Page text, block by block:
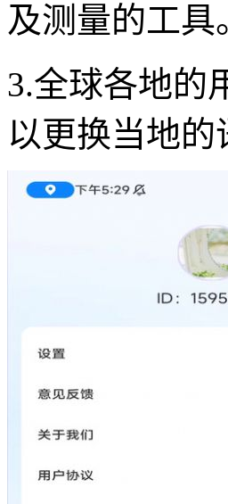
及测量的工具
3.全球各地的
以更换当地的